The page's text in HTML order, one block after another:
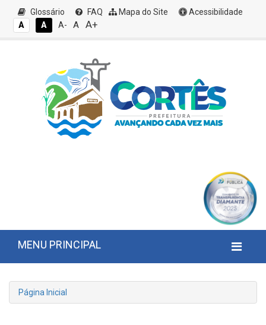
Glossário FAQ Mapa do Site
Acessibilidade
A
A A- A A+
MENU PRINCIPAL
Página Inicial